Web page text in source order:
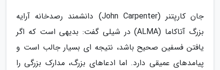
جان کارپتنر (John Carpenter) دانشمند رصدخانه آرایه
بزرگ آتاکاما (ALMA) در شیلی گفت: بدیهی است که اگر
یافتن فسفین صحیح باشد، نتیجه ای بسیار جالب است و
پیامدهای عمیقی دارد. اما ادعاهای بزرگ، مدارک بزرگی را